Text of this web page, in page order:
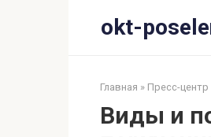
okt-
Главная » Пресс-центр
Виды и